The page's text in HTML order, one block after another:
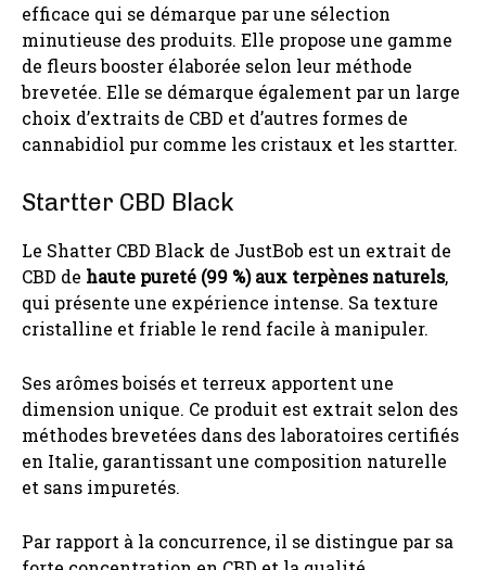
efficace qui se démarque par une sélection
minutieuse des produits. Elle propose une gamme
de fleurs booster élaborée selon leur méthode
brevetée. Elle se démarque également par un large
choix d’extraits de CBD et d’autres formes de
cannabidiol pur comme les cristaux et les startter.
Startter CBD Black
Le Shatter CBD Black de JustBob est un extrait de
CBD de haute pureté (99 %) aux terpènes naturels,
qui présente une expérience intense. Sa texture
cristalline et friable le rend facile à manipuler.
Ses arômes boisés et terreux apportent une
dimension unique. Ce produit est extrait selon des
méthodes brevetées dans des laboratoires certifiés
en Italie, garantissant une composition naturelle
et sans impuretés.
Par rapport à la concurrence, il se distingue par sa